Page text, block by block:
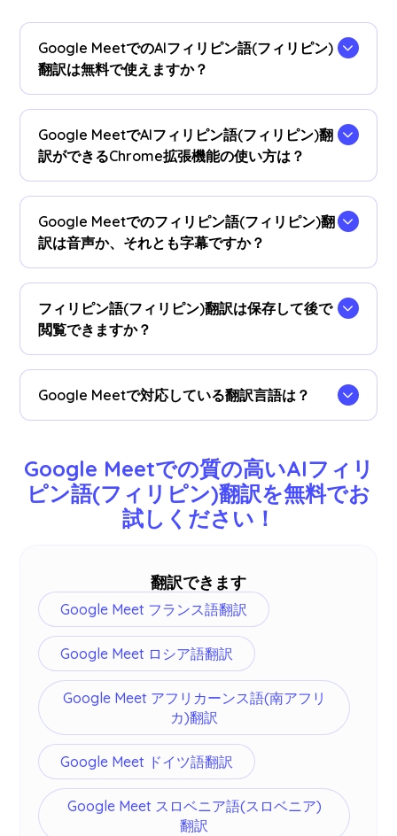
Google MeetでのAIフィリピン語(フィリピン)
翻訳は無料で使えますか？
はい、無料でご利用いただけます。必要に応じて
プラン
をアップグレードして、フィリピン語(フィ
リピン)翻訳時間を追加できます。
Google MeetでAIフィリピン語(フィリピン)翻
訳ができるChrome拡張機能の使い方は？
まず、JotMeのChrome拡張機能をChromeに追加
するとすぐにリアルタイムフィリピン語(フィリピ
ン)翻訳が使えます。
Google Meetでのフィリピン語(フィリピン)翻
訳は音声か、それとも字幕ですか？
現在、字幕で公には提供しております。音声フィ
リピン語(フィリピン)翻訳が必要な場合は、お問
い合わせください。
フィリピン語(フィリピン)翻訳は保存して後で
閲覧できますか？
はい、保存された翻訳はJotMeダッシュボードで
閲覧可能です。文字起こしされた議事録もフィリ
ピン語(フィリピン)翻訳と並べて確認できます。
Google Meetで対応している翻訳言語は？
ン語、フィンランド語、アラビア語、ヒンディー
語、ウルドゥー語、トルコ語、ノルウェー語、イ
タリア語、ビルマ語、ロシア語、フィリピン語、
Google Meetでの質の高いAIフィリ
ピン語(フィリピン)翻訳を無料でお
試しください！
翻訳できます
Google Meet フランス語翻訳
Google Meet ロシア語翻訳
Google Meet アフリカーンス語(南アフリ
カ)翻訳
Google Meet ドイツ語翻訳
Google Meet スロベニア語(スロベニア)
翻訳